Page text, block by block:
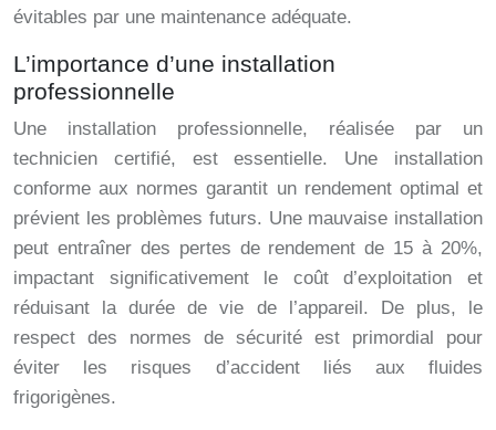
évitables par une maintenance adéquate.
L’importance d’une installation
professionnelle
Une installation professionnelle, réalisée par un
technicien certifié, est essentielle. Une installation
conforme aux normes garantit un rendement optimal et
prévient les problèmes futurs. Une mauvaise installation
peut entraîner des pertes de rendement de 15 à 20%,
impactant significativement le coût d’exploitation et
réduisant la durée de vie de l’appareil. De plus, le
respect des normes de sécurité est primordial pour
éviter les risques d’accident liés aux fluides
frigorigènes.